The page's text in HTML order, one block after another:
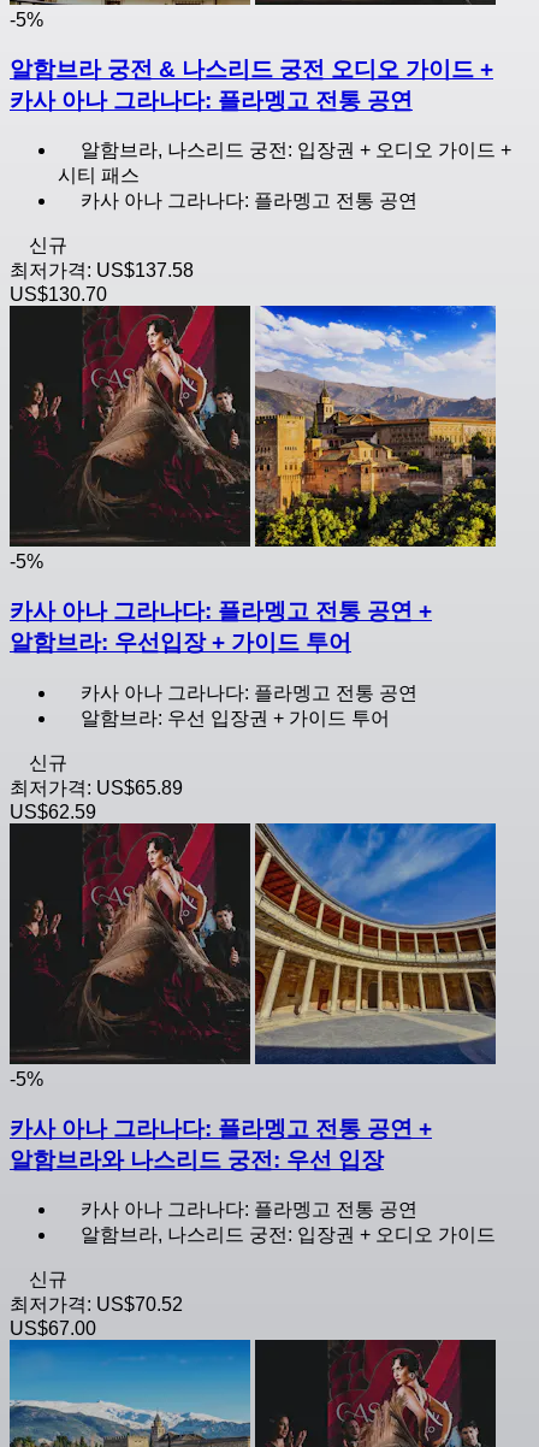
-5%
알함브라 궁전 & 나스리드 궁전 오디오 가이드 +
카사 아나 그라나다: 플라멩고 전통 공연
알함브라, 나스리드 궁전: 입장권 + 오디오 가이드 +
시티 패스
카사 아나 그라나다: 플라멩고 전통 공연
신규
최저가격: US$137.58
US$130.70
-5%
카사 아나 그라나다: 플라멩고 전통 공연 +
알함브라: 우선입장 + 가이드 투어
카사 아나 그라나다: 플라멩고 전통 공연
알함브라: 우선 입장권 + 가이드 투어
신규
최저가격: US$65.89
US$62.59
-5%
카사 아나 그라나다: 플라멩고 전통 공연 +
알함브라와 나스리드 궁전: 우선 입장
카사 아나 그라나다: 플라멩고 전통 공연
알함브라, 나스리드 궁전: 입장권 + 오디오 가이드
신규
최저가격: US$70.52
US$67.00